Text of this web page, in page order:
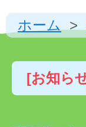
ホーム
[お知ら